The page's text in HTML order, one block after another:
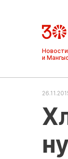
Ақтау